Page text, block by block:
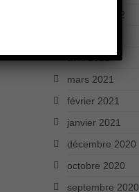
octobre 2022
avril 2021
mars 2021
février 2021
janvier 2021
décembre 2020
octobre 2020
septembre 2020